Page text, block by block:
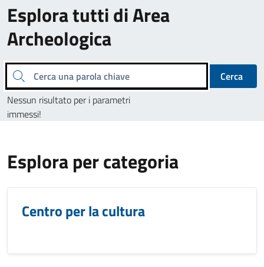
Esplora tutti di Area
Archeologica
Cerca una parola chiave
Cerca
Nessun risultato per i parametri
immessi!
Esplora per categoria
Centro per la cultura